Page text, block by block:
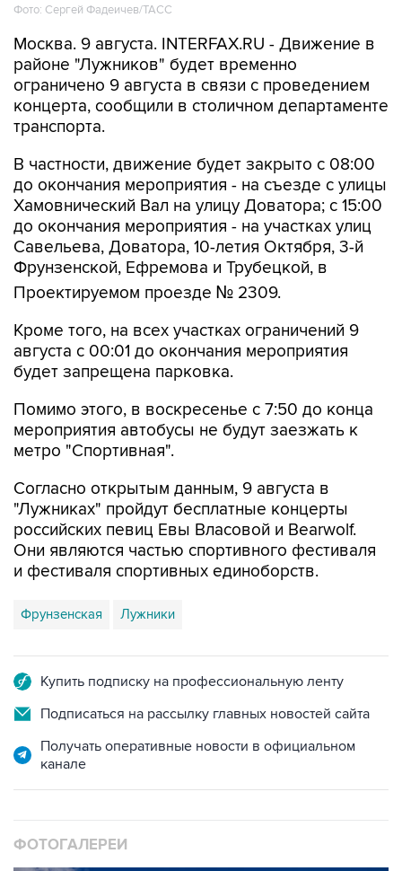
Фото: Сергей Фадеичев/ТАСС
Москва. 9 августа. INTERFAX.RU - Движение в
районе "Лужников" будет временно
ограничено 9 августа в связи с проведением
концерта, сообщили в столичном департаменте
транспорта.
В частности, движение будет закрыто с 08:00
до окончания мероприятия - на съезде с улицы
Хамовнический Вал на улицу Доватора; с 15:00
до окончания мероприятия - на участках улиц
Савельева, Доватора, 10-летия Октября, 3-й
Фрунзенской, Ефремова и Трубецкой, в
Проектируемом проезде № 2309.
Кроме того, на всех участках ограничений 9
августа с 00:01 до окончания мероприятия
будет запрещена парковка.
Помимо этого, в воскресенье с 7:50 до конца
мероприятия автобусы не будут заезжать к
метро "Спортивная".
Согласно открытым данным, 9 августа в
"Лужниках" пройдут бесплатные концерты
российских певиц Евы Власовой и Bearwolf.
Они являются частью спортивного фестиваля
и фестиваля спортивных единоборств.
Фрунзенская Лужники
Купить подписку на профессиональную ленту
Подписаться на рассылку главных новостей сайта
Получать оперативные новости в официальном
канале
ФОТОГАЛЕРЕИ